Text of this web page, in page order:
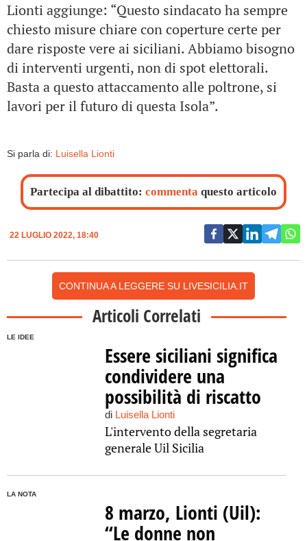
Lionti aggiunge: “Questo sindacato ha sempre
chiesto misure chiare con coperture certe per
dare risposte vere ai siciliani. Abbiamo bisogno
di interventi urgenti, non di spot elettorali.
Basta a questo attaccamento alle poltrone, si
lavori per il futuro di questa Isola”.
Si parla di: Luisella Lionti
Partecipa al dibattito: commenta questo articolo
22 LUGLIO 2022, 18:40
CONTINUA A LEGGERE SU LIVESICILIA.IT
Articoli Correlati
LE IDEE
Essere siciliani significa
condividere una
possibilità di riscatto
di Luisella Lionti
L'intervento della segretaria
generale Uil Sicilia
LA NOTA
8 marzo, Lionti (Uil):
“Le donne non